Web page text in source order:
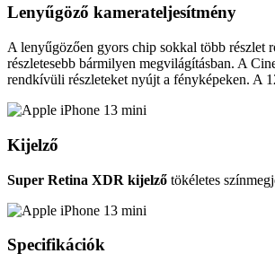
Lenyűgöző kamerateljesítmény
A lenyűgözően gyors chip sokkal több részlet
részletesebb bármilyen megvilágításban. A
rendkívüli részleteket nyújt a fényképeken. A
Kijelző
Super Retina XDR kijelző tökéletes
Specifikációk